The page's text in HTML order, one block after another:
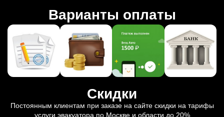
Варианты оплаты
Скидки
Постоянным клиентам при заказе на сайте скидки на тарифы
услуги эвакуатора по Москве и области до 20%